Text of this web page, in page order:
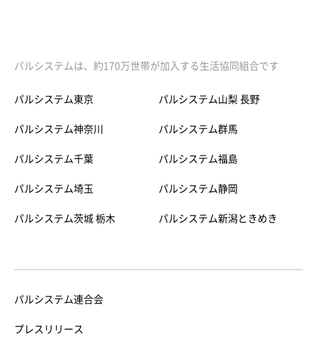
パルシステムは、約170万世帯が加入する生活協同組合です
パルシステム東京
パルシステム神奈川
パルシステム千葉
パルシステム埼玉
パルシステム茨城 栃木
パルシステム山梨 長野
パルシステム群馬
パルシステム福島
パルシステム静岡
パルシステム新潟ときめき
パルシステム連合会
プレスリリース